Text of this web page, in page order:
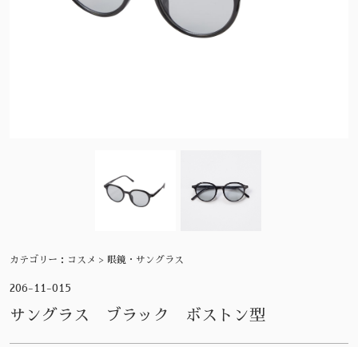
カテゴリー： コスメ > 眼鏡・サングラス
206-11-015
サングラス ブラック ボストン型